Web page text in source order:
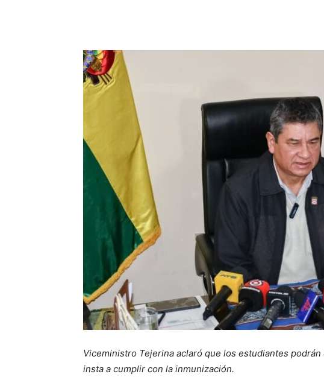
Viceministro Tejerina aclaró que los estudiantes
insta a cumplir con la inmunización.